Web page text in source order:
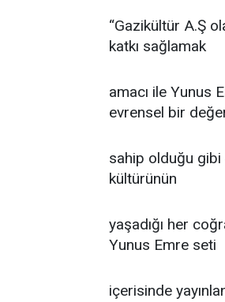
“Gazikültür A.Ş
katkı sağlamak
amacı ile Yunus
evrensel bir
sahip olduğu gibi
kültürünün
yaşadığı her
Yunus Emre seti
içerisinde